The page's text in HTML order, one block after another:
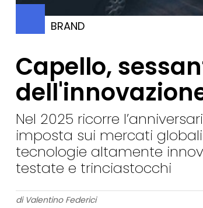
BRAND
Capello,
Nel 2025 ricorre
imposta sui mercati
tecnologie altamente
testate e trinciastocchi
di Valentino Federici